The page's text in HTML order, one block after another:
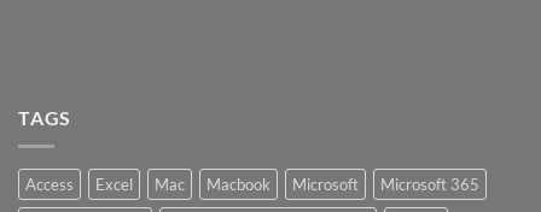
TAGS
Access Excel Mac Macbook Microsoft
Microsoft 365